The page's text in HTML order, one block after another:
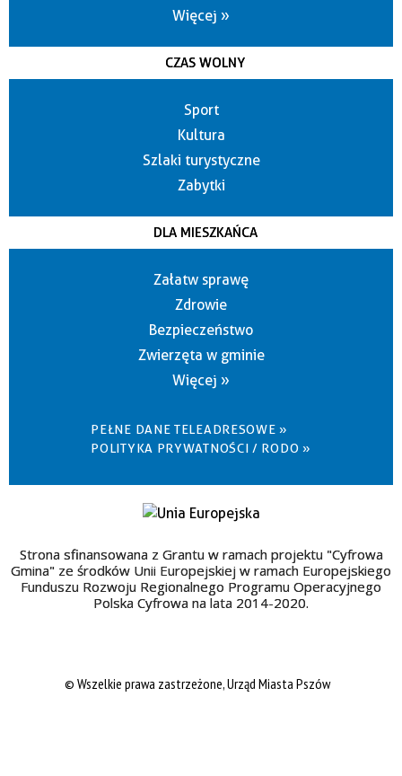
Więcej »
CZAS WOLNY
Sport
Kultura
Szlaki turystyczne
Zabytki
DLA MIESZKAŃCA
Załatw sprawę
Zdrowie
Bezpieczeństwo
Zwierzęta w gminie
Więcej »
PEŁNE DANE TELEADRESOWE »
POLITYKA PRYWATNOŚCI / RODO »
Strona sfinansowana z Grantu w ramach projektu "Cyfrowa
Gmina" ze środków Unii Europejskiej w ramach Europejskiego
Funduszu Rozwoju Regionalnego Programu Operacyjnego
Polska Cyfrowa na lata 2014-2020.
© Wszelkie prawa zastrzeżone, Urząd Miasta Pszów